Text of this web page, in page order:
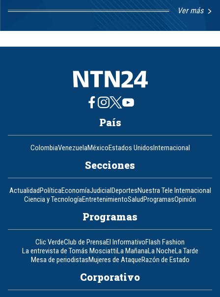
Ver más
1
8
País
ColombiaVenezuelaMéxicoEstados UnidosInternacional
Secciones
ActualidadPolíticaEconomíaJudicialDeportesNuestra Tele Internacional
Ciencia y TecnologíaEntretenimientoSaludProgramasOpinión
Programas
Clic VerdeClub de PrensaEl InformativoFlash Fashion
La entrevista de Tomás MosciattiLa MañanaLa NocheLa Tarde
Mesa de periodistasMujeres de AtaqueRazón de Estado
Corporativo